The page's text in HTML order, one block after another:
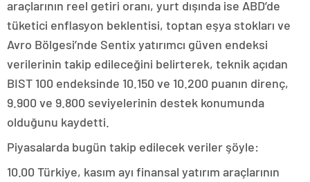
araçlarının reel getiri oranı, yurt dışında ise ABD’de
tüketici enflasyon beklentisi, toptan eşya stokları ve
Avro Bölgesi’nde Sentix yatırımcı güven endeksi
verilerinin takip edileceğini belirterek, teknik açıdan
BIST 100 endeksinde 10.150 ve 10.200 puanın direnç,
9.900 ve 9.800 seviyelerinin destek konumunda
olduğunu kaydetti.
Piyasalarda bugün takip edilecek veriler şöyle:
10.00 Türkiye, kasım ayı finansal yatırım araçlarının